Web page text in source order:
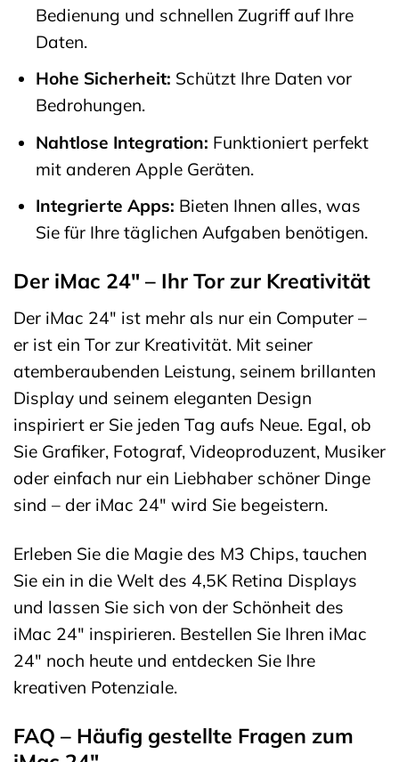
Bedienung und schnellen Zugriff auf Ihre
Daten.
Hohe Sicherheit: Schützt Ihre Daten vor
Bedrohungen.
Nahtlose Integration: Funktioniert perfekt
mit anderen Apple Geräten.
Integrierte Apps: Bieten Ihnen alles, was
Sie für Ihre täglichen Aufgaben benötigen.
Der iMac 24″ – Ihr Tor zur Kreativität
Der iMac 24″ ist mehr als nur ein Computer –
er ist ein Tor zur Kreativität. Mit seiner
atemberaubenden Leistung, seinem brillanten
Display und seinem eleganten Design
inspiriert er Sie jeden Tag aufs Neue. Egal, ob
Sie Grafiker, Fotograf, Videoproduzent, Musiker
oder einfach nur ein Liebhaber schöner Dinge
sind – der iMac 24″ wird Sie begeistern.
Erleben Sie die Magie des M3 Chips, tauchen
Sie ein in die Welt des 4,5K Retina Displays
und lassen Sie sich von der Schönheit des
iMac 24″ inspirieren. Bestellen Sie Ihren iMac
24″ noch heute und entdecken Sie Ihre
kreativen Potenziale.
FAQ – Häufig gestellte Fragen zum